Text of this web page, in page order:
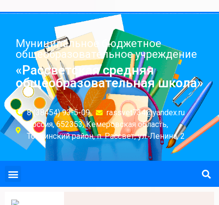
Муниципальное бюджетное
общеобразовательное учреждение
«Рассветская средняя
общеобразовательная школа»
8 (38454) 93-5-09
rassvet734@yandex.ru
Россия, 652353, Кемеровская область,
Топкинский район, п. Рассвет, ул. Ленина, 2